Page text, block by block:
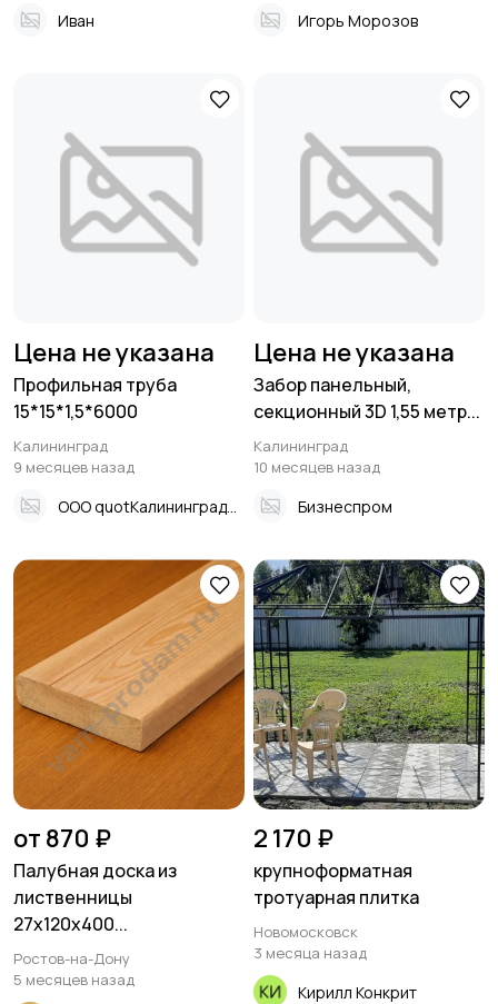
Иван Игорь Морозов
Цена не указана
Профильная труба
15*15*1,5*6000
Калининград
9 месяцев назад
Цена не указана
Забор панельный,
секционный 3D 1,55 метр...
Калининград
10 месяцев назад
Бизнеспром
от 870 ₽
Палубная доска из
лиственницы
27х120х400...
Ростов-на-Дону
5 месяцев назад
2 170 ₽
крупноформатная
тротуарная плитка
Новомосковск
3 месяца назад
Кирилл Конкрит